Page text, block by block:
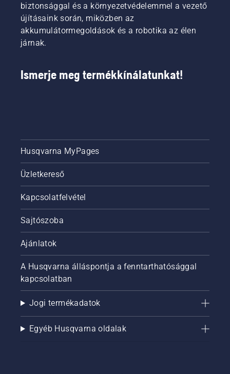
biztonsággal és a környezetvédelemmel a vezető
újításaink során, miközben az
akkumulátormegoldások és a robotika az élen
járnak.
Ismerje meg termékkínálatunkat!
Husqvarna MyPages
Üzletkereső
Kapcsolatfelvétel
Sajtószoba
Ajánlatok
A Husqvarna álláspontja a fenntarthatósággal
kapcsolatban
Jogi termékadatok
Egyéb Husqvarna oldalak